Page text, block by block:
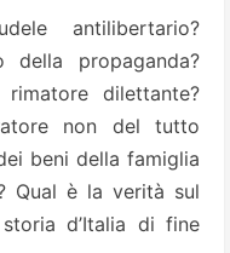
antilibertario?
della propaganda?
dilettante?
non del tutto
beni della famiglia
Qual è la verità sul
d’Italia di fine